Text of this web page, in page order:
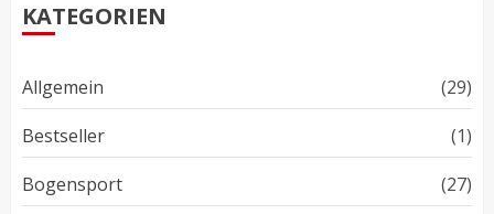
KATEGORIEN
Allgemein
(29)
Bestseller
(1)
Bogensport
(27)